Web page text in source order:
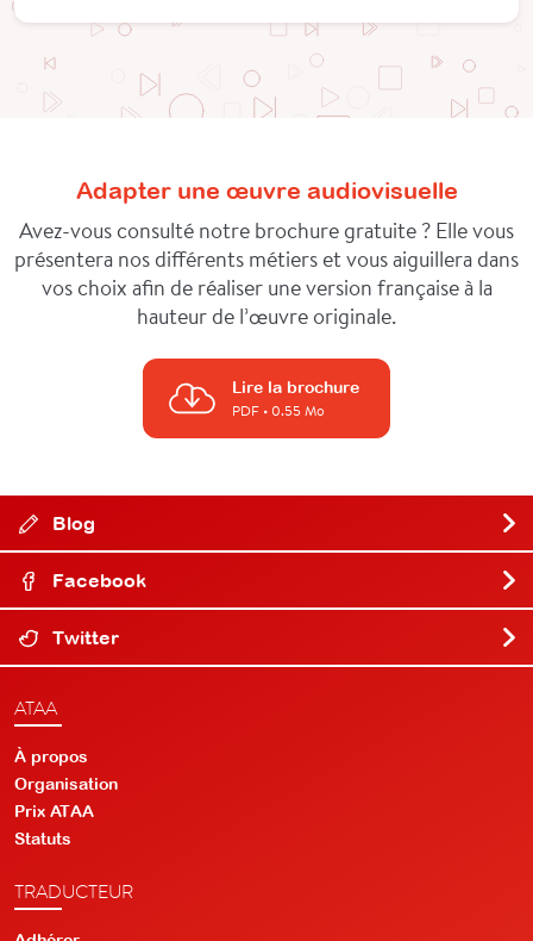
Adapter une œuvre audiovisuelle
Avez-vous consulté notre brochure gratuite ? Elle vous
présentera nos différents métiers et vous aiguillera dans
vos choix afin de réaliser une version française à la
hauteur de l’œuvre originale.
Lire la brochure
PDF• 0.55 Mo
Blog
Facebook
Twitter
ATAA
À propos
Organisation
Prix ATAA
Statuts
TRADUCTEUR